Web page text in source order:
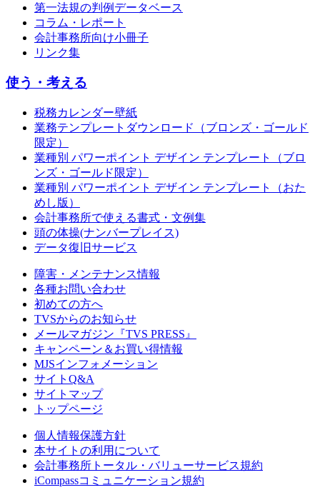
第一法規の判例データベース
コラム・レポート
会計事務所向け小冊子
リンク集
使う・考える
税務カレンダー壁紙
業務テンプレートダウンロード（ブロンズ・ゴールド
限定）
業種別 パワーポイント デザイン テンプレート（ブロ
ンズ・ゴールド限定）
業種別 パワーポイント デザイン テンプレート（おた
めし版）
会計事務所で使える書式・文例集
頭の体操(ナンバープレイス)
データ復旧サービス
障害・メンテナンス情報
各種お問い合わせ
初めての方へ
TVSからのお知らせ
メールマガジン『TVS PRESS』
キャンペーン＆お買い得情報
MJSインフォメーション
サイトQ&A
サイトマップ
トップページ
個人情報保護方針
本サイトの利用について
会計事務所トータル・バリューサービス規約
iCompassコミュニケーション規約